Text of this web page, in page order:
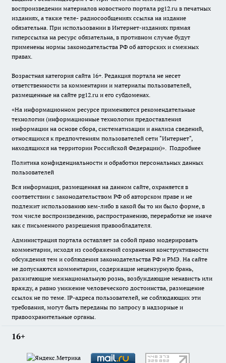
воспроизведении материалов новостного портала pg12.ru в печатных
изданиях, а также теле- радиосообщениях ссылка на издание
обязательна. При использовании в Интернет-изданиях прямая
гиперссылка на ресурс обязательна, в противном случае будут
применены нормы законодательства РФ об авторских и смежных
правах.
Возрастная категория сайта 16+. Редакция портала не несет
ответственности за комментарии и материалы пользователей,
размещенные на сайте pg12.ru и его субдоменах.
«На информационном ресурсе применяются рекомендательные
технологии (информационные технологии предоставления
информации на основе сбора, систематизации и анализа сведений,
относящихся к предпочтениям пользователей сети "Интернет",
находящихся на территории Российской Федерации)». Подробнее
Политика конфиденциальности и обработки персональных данных
пользователей
Вся информация, размещенная на данном сайте, охраняется в
соответствии с законодательством РФ об авторском праве и не
подлежит использованию кем-либо в какой бы то ни было форме, в
том числе воспроизведению, распространению, переработке не иначе
как с письменного разрешения правообладателя.
Администрация портала оставляет за собой право модерировать
комментарии, исходя из соображений сохранения конструктивности
обсуждения тем и соблюдения законодательства РФ и РМЭ. На сайте
не допускаются комментарии, содержащие нецензурную брань,
разжигающие межнациональную рознь, возбуждающие ненависть или
вражду, а равно унижение человеческого достоинства, размещение
ссылок не по теме. IP-адреса пользователей, не соблюдающих эти
требования, могут быть переданы по запросу в надзорные и
правоохранительные органы.
16+